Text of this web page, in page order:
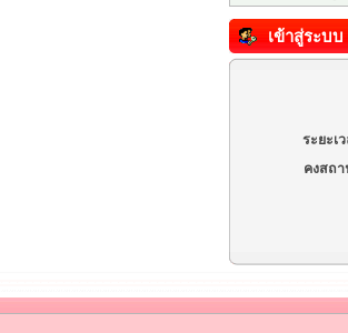
เข้าสู่ระบบ
ระยะเ
คงสถ